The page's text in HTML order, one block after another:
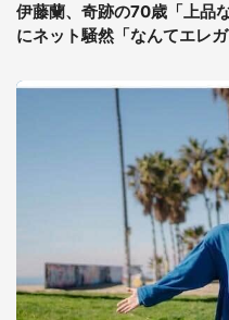
伊藤蘭、奇跡の70歳「上品
にネット騒然「なんてエレガ